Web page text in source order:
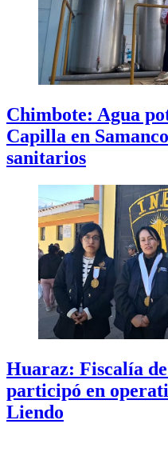
Chimbote: Agua
Capilla en
sanitarios
Huaraz: Fiscalía
participó en
Liendo